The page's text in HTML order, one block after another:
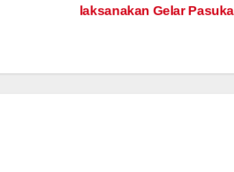
laksanakan Gelar